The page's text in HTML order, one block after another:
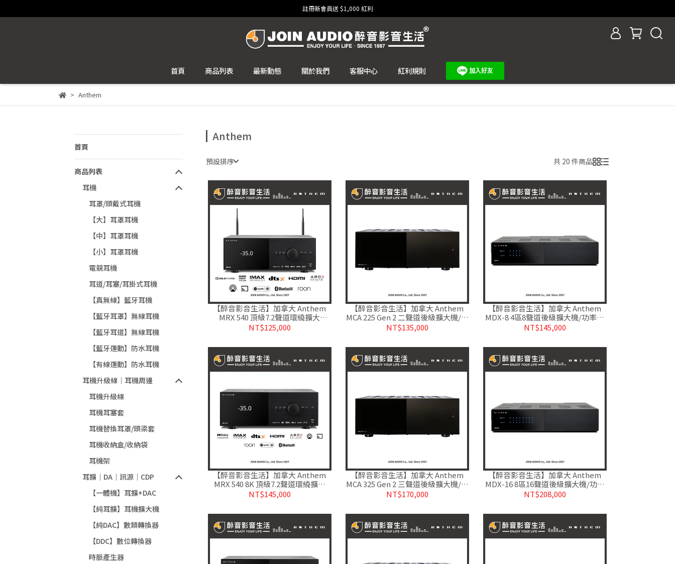
註冊新會員送 $1,000 紅利
首頁 商品列表 最新動態 關於我們 客服中心 紅利規則
Anthem
首頁
商品列表
耳機
耳罩/頭戴式耳機
【大】耳罩耳機
【中】耳罩耳機
【小】耳罩耳機
電競耳機
耳道/耳塞/耳掛式耳機
【真無線】藍牙耳機
【藍牙耳罩】無線耳機
【藍牙耳道】無線耳機
【藍牙運動】防水耳機
【有線運動】防水耳機
耳機升級線｜耳機周邊
耳機升級線
耳機耳塞套
耳機替換耳罩/頭梁套
耳機收納盒/收納袋
耳機架
耳擴｜DA｜訊源｜CDP
【一體機】耳擴+DAC
【純耳擴】耳機擴大機
【純DAC】數類轉換器
【DDC】數位轉換器
時脈產生器
Anthem
預設排序 共 20 件商品
【醉音影音生活】加拿大 Anthem
MRX 540 頂級7.2聲道環繞擴大
機.ARC自動空間校正.台灣公司貨
NT$125,000
【醉音影音生活】加拿大 Anthem
MCA 225 Gen 2 二聲道後級擴大機/功
率放大器.台灣公司貨
NT$135,000
【醉音影音生活】加拿大 Anthem
MDX-8 4區8聲道後級擴大機/功率放
大器.台灣公司貨
NT$145,000
【醉音影音生活】加拿大 Anthem
MRX 540 8K 頂級7.2聲道環繞擴大
機.ARC自動空間校正.台灣公司貨
NT$145,000
【醉音影音生活】加拿大 Anthem
MCA 325 Gen 2 三聲道後級擴大機/功
率放大器.台灣公司貨
NT$170,000
【醉音影音生活】加拿大 Anthem
MDX-16 8區16聲道後級擴大機/功率
放大器.台灣公司貨
NT$208,000